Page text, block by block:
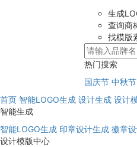
生成
查询商
找模版
热门搜索
国庆节 中秋节
首页 智能LOGO生成 设计生成 设计
智能生成
智能LOGO生成 印章设计生成 徽章
设计模版中心